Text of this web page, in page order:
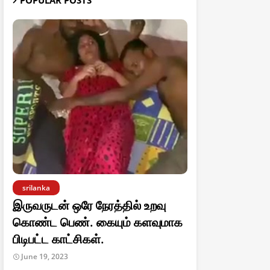
srilanka
இருவருடன் ஒரே நேரத்தில் உறவு
கொண்ட பெண். கையும் களவுமாக
பிடிபட்ட காட்சிகள்.
June 19, 2023